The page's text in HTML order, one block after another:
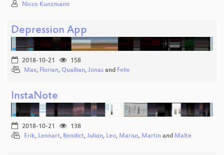
Nicco Kunzmann
Depression App
2018-10-21
158
Max, Florian, Quallian, Jonas and Felix
InstaNote
2018-10-21
138
Erik, Lennart, Bendict, Julian, Leo, Marius, Martin and Malte